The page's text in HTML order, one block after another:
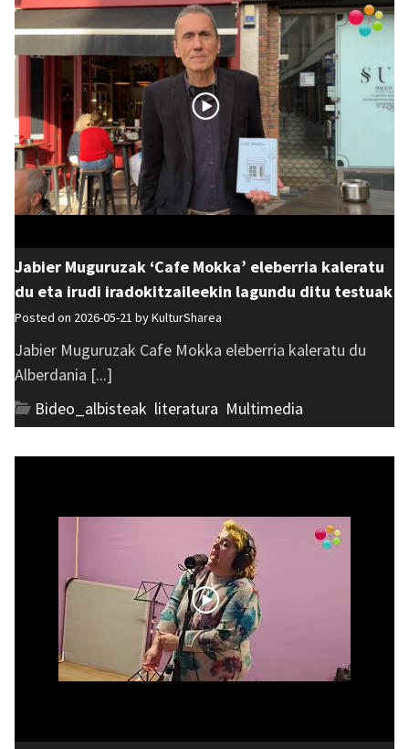
Jabier Muguruzak ‘Cafe Mokka’ eleberria kaleratu
du eta irudi iradokitzaileekin lagundu ditu testuak
Posted on 2026-05-21 byKulturSharea
Jabier Muguruzak Cafe Mokka eleberria kaleratu du
Alberdania [...]
Bideo_albisteak literatura Multimedia